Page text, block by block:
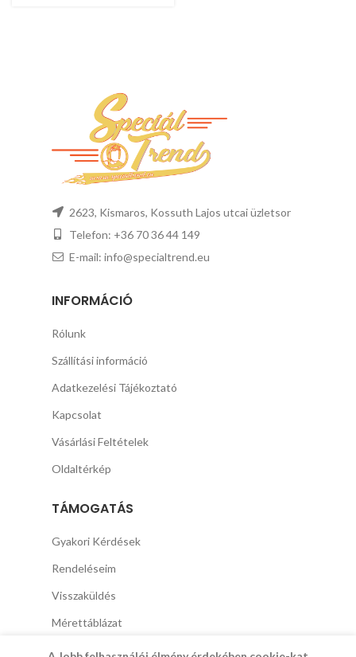
2623, Kismaros, Kossuth Lajos utcai üzletsor
Telefon: +36 70 36 44 149
E-mail: info@specialtrend.eu
INFORMÁCIÓ
Rólunk
Szállítási információ
Adatkezelési Tájékoztató
Kapcsolat
Vásárlási Feltételek
Oldaltérkép
TÁMOGATÁS
Gyakori Kérdések
Rendeléseim
Visszaküldés
Mérettáblázat